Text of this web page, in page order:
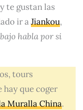
te gustan las
ir aJiankou,
habla por si
tours
hay que coger
Muralla China.